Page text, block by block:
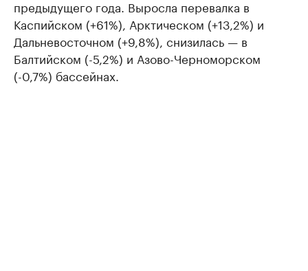
предыдущего года. Выросла перевалка в
Каспийском (+61%), Арктическом (+13,2%) и
Дальневосточном (+9,8%), снизилась — в
Балтийском (-5,2%) и Азово-Черноморском
(-0,7%) бассейнах.